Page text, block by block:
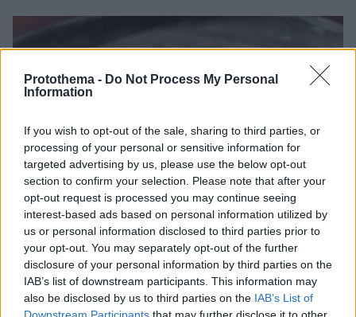
Protothema - Do Not Process My Personal
Information
If you wish to opt-out of the sale, sharing to third parties, or
processing of your personal or sensitive information for
targeted advertising by us, please use the below opt-out
section to confirm your selection. Please note that after your
opt-out request is processed you may continue seeing
interest-based ads based on personal information utilized by
us or personal information disclosed to third parties prior to
your opt-out. You may separately opt-out of the further
disclosure of your personal information by third parties on the
IAB’s list of downstream participants. This information may
also be disclosed by us to third parties on the IAB’s List of